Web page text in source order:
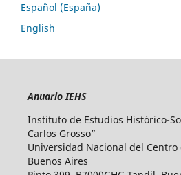
Español (España)
English
Anuario IEHS
Instituto de Estudios Histórico-
Carlos Grosso”
Universidad Nacional del Centro
Buenos Aires